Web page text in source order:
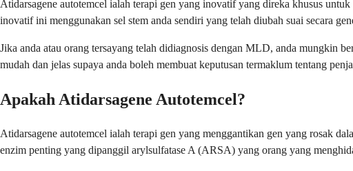
Atidarsagene autotemcel ialah terapi gen yang inovatif yang direka khusus
inovatif ini menggunakan sel stem anda sendiri yang telah diubah suai secara
Jika anda atau orang tersayang telah didiagnosis dengan MLD, anda mungkin
mudah dan jelas supaya anda boleh membuat keputusan termaklum tentang
Apakah Atidarsagene Autotemcel?
Atidarsagene autotemcel ialah terapi gen yang menggantikan gen yang rosak
enzim penting yang dipanggil arylsulfatase A (ARSA) yang orang yang